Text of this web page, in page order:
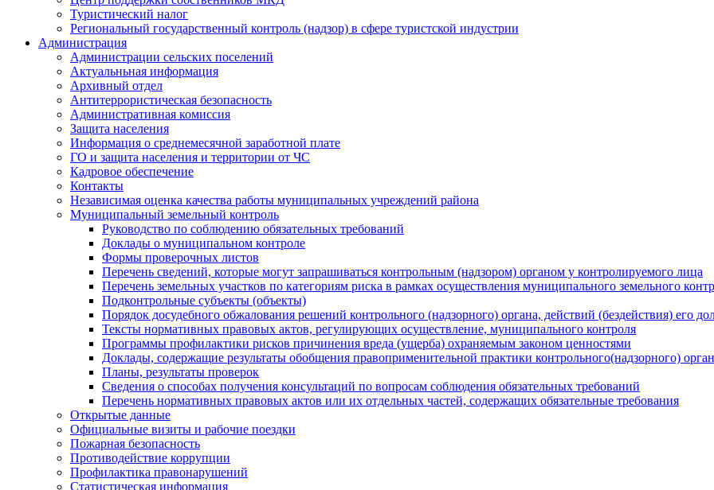
Туристический налог
Региональный государственный контроль (надзор) в сфере туристской индустрии
Администрация
Администрации сельских поселений
Актуальньная информация
Архивный отдел
Антитеррористическая безопасность
Административная комиссия
Защита населения
Информация о среднемесячной заработной плате
ГО и защита населения и территории от ЧС
Кадровое обеспечение
Контакты
Независимая оценка качества работы муниципальных учреждений района
Муниципальный земельный контроль
Руководство по соблюдению обязательных требований
Доклады о муниципальном контроле
Формы проверочных листов
Перечень сведений, которые могут запрашиваться контрольным (надзором) органом у контролируемого лица
Перечень земельных участков по категориям риска в рамках осуществления муниципального земельного
Подконтрольные субъекты (объекты)
Порядок досудебного обжалования решений контрольного (надзорного) органа, действий (бездействия) его
Тексты нормативных правовых актов, регулирующих осуществление, муниципального контроля
Программы профилактики рисков причинения вреда (ущерба) охраняемым законом ценностями
Доклады, содержащие результаты обобщения правоприменительной практики контрольного(надзорного)
Планы, результаты проверок
Сведения о способах получения консультаций по вопросам соблюдения обязательных требований
Перечень нормативных правовых актов или их отдельных частей, содержащих обязательные требования
Открытые данные
Официальные визиты и рабочие поездки
Пожарная безопасность
Противодействие коррупции
Профилактика правонарушений
Статистическая информация